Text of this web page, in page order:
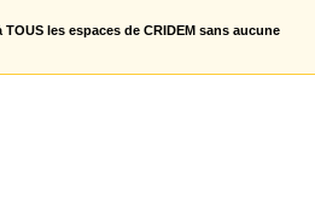
les espaces de CRIDEM sans aucune